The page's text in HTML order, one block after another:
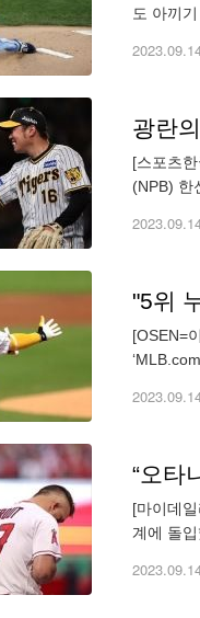
도 아끼
광란
[스포츠
(NPB) 한
[OSEN=
[마이데
계에 돌